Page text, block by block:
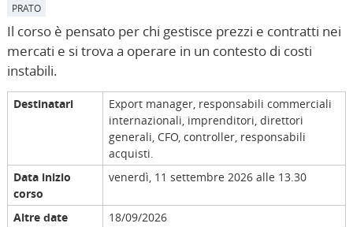
PRATO
Il corso è pensato per chi gestisce prezzi e contratti nei
mercati e si trova a operare in un contesto di costi
instabili.
Destinatari
Export manager, responsabili commerciali
internazionali, imprenditori, direttori
generali, CFO, controller, responsabili
acquisti.
Data inizio
corso
venerdì, 11 settembre 2026 alle 13.30
Altre date
18/09/2026